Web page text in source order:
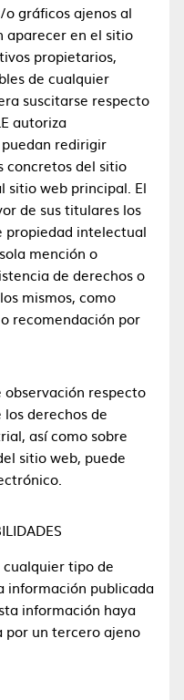
gráficos ajenos al
aparecer en el sitio
propietarios,
de cualquier
suscitarse respecto
autoriza
redirigir
concretos del sitio
sitio web principal. El
de sus titulares los
propiedad intelectual
mención o
de derechos o
mismos, como
recomendación por
respecto
derechos de
así como sobre
sitio web, puede
cualquier tipo de
información publicada
información haya
por un tercero ajeno